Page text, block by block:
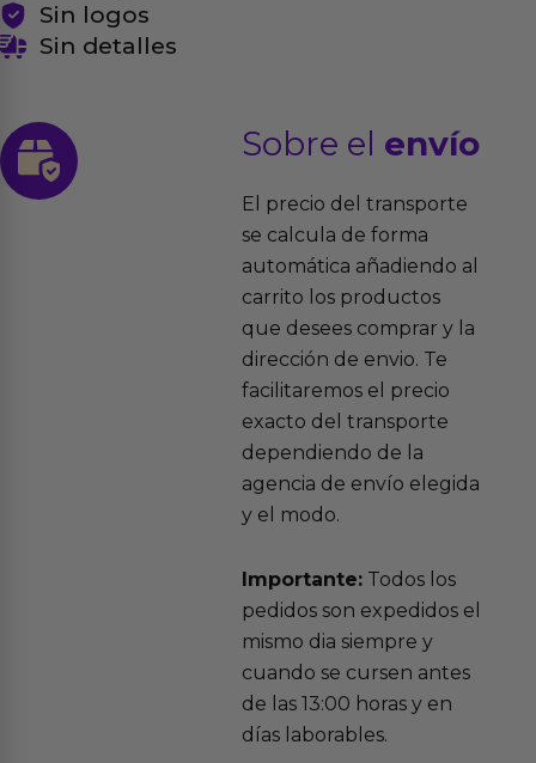
Sin logos
Sin detalles
Sobre el envío
El precio del transporte
se calcula de forma
automática añadiendo al
carrito los productos
que desees comprar y la
dirección de envio. Te
facilitaremos el precio
exacto del transporte
dependiendo de la
agencia de envío elegida
y el modo.
Importante:Todos los
pedidos son expedidos el
mismo dia siempre y
cuando se cursen antes
de las 13:00 horas y en
días laborables.